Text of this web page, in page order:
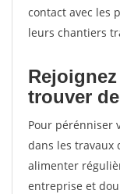
contact avec les
leurs chantiers
trouver
Pour pérénniser
dans les travaux
alimenter
entreprise et